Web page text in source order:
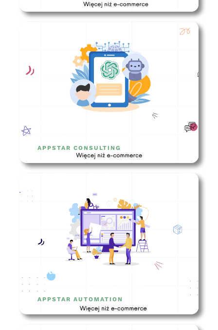
Jakie integracje musi posiadać
APPSTAR CONSULTING
Automatyzacje w firmie
produkcyjnej (case study)
APPSTAR AUTOMATION